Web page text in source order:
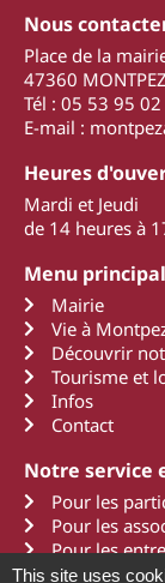
Nous
Place de la
47360
Tél : 05 53 95
E-mail :
Heures
Mardi et Jeudi
de 14 heures à
Menu principal
Mairie
Vie à
Découvrir
Tourisme et
Infos
Contact
Notre service
Pour les
Pour les
Pour les
This site uses